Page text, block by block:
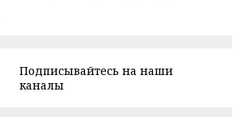
Подписывайтесь на наши
каналы